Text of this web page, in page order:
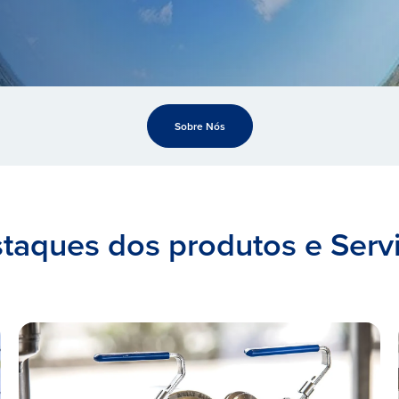
Sobre Nós
dos produtos e